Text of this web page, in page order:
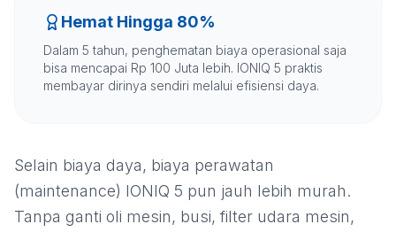
Hemat Hingga 80%
Dalam 5 tahun, penghematan biaya operasional saja
bisa mencapai Rp 100 Juta lebih. IONIQ 5 praktis
membayar dirinya sendiri melalui efisiensi daya.
Selain biaya daya, biaya perawatan
(maintenance) IONIQ 5 pun jauh lebih murah.
Tanpa ganti oli mesin, busi, filter udara mesin,